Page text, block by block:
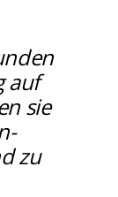
auf
sie
zu